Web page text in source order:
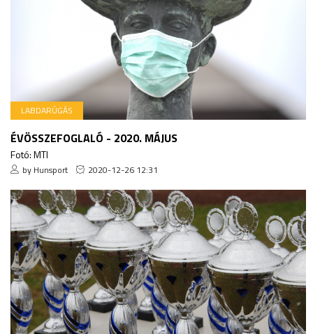
LABDARÚGÁS
ÉVÖSSZEFOGLALÓ - 2020. MÁJUS
Fotó: MTI
by Hunsport 2020-12-26 12:31